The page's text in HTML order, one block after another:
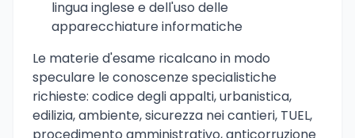
lingua inglese e dell'uso delle
apparecchiature informatiche
Le materie d'esame ricalcano in modo
speculare le conoscenze specialistiche
richieste: codice degli appalti, urbanistica,
edilizia, ambiente, sicurezza nei cantieri, TUEL,
procedimento amministrativo, anticorruzione